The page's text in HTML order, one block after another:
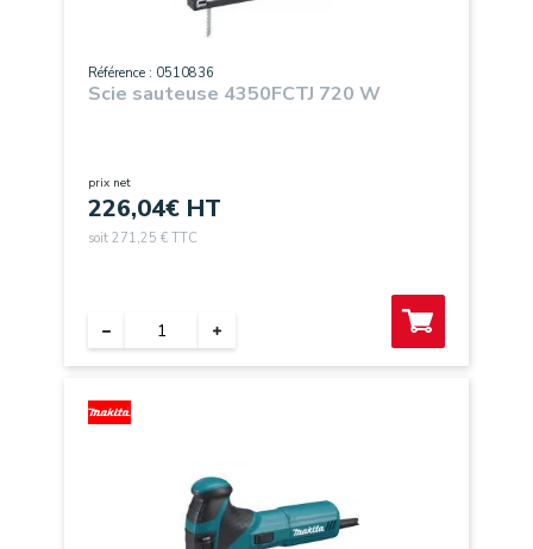
Référence : 0510836
Scie sauteuse 4350FCTJ 720 W
prix net
226,04€ HT
soit 271,25 € TTC